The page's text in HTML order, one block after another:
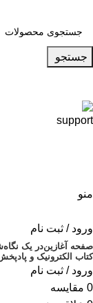
جستجو
منو
ورود / ثبت نام
صفحه آغازیندر یک نگاه
کتاب الکترونیک و
ورود / ثبت نام
0 مقایسه